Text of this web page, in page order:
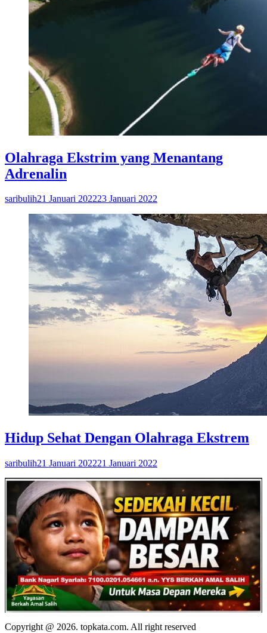
Olahraga Ekstrim yang Menantang
Adrenalin
saribulih21 Januari 202223 Januari 2022
Hidup Sehat Dengan Olahraga Ekstrem
saribulih21 Januari 202221 Januari 2022
Copyright @ 2026. topkata.com. All right reserved